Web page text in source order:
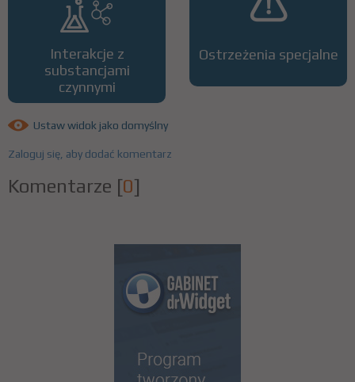
Interakcje z
substancjami
czynnymi
Ostrzeżenia specjalne
Ustaw widok jako domyślny
Zaloguj się, aby dodać komentarz
Komentarze [0]